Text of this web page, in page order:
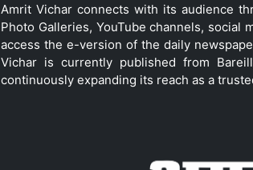
Amrit Vichar connects with its audience
Photo Galleries, YouTube channels, social
access the e-version of the daily
Vichar is currently published from
continuously expanding its reach as a